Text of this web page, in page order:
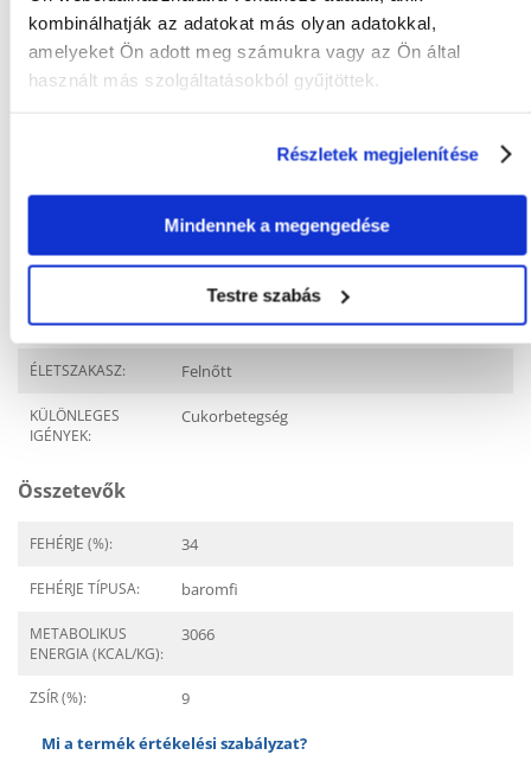
kombinálhatják az adatokat más olyan adatokkal,
amelyeket Ön adott meg számukra vagy az Ön által
használt más szolgáltatásokból gyűjtöttek.
Részletek megjelenítése
Mindennek a megengedése
Testre szabás
FAJTA: Állatorvosi takarmány
Tulajdonságok
TERMÉKCSALÁD:
ROYAL CANIN Satiety
Weight Management
GYÁRTÓ: ROYAL CANIN
Javasolt felhasználás
ÉLETSZAKASZ: Felnőtt
KÜLÖNLEGES
IGÉNYEK:
Cukorbetegség
Összetevők
FEHÉRJE (%): 34
FEHÉRJE TÍPUSA: baromfi
METABOLIKUS
ENERGIA (KCAL/KG):
3066
ZSÍR (%): 9
Mi a termék értékelési szabályzat?